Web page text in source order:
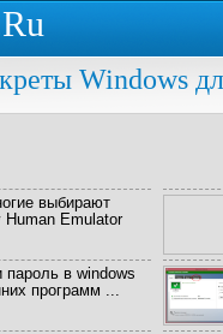
Windows
выбирают
Human Emulator
пароль в windows
программ ...